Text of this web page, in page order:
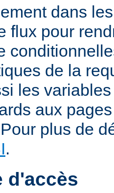
dans
flux pour
de la
les
aux
plus de
.
d'accès